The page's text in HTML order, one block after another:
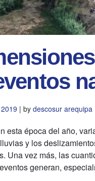
| by descosur arequipa
esta época del año,
y los
Una vez más, las
generan,